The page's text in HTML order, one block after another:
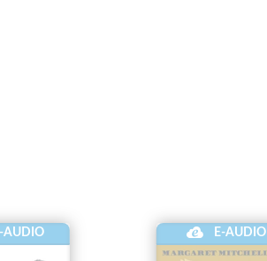
AUDIO E-AUDIO